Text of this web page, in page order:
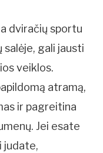
dviračių sportu
gali jausti
veiklos.
atramą,
ir pagreitina
Jei esate
judate,